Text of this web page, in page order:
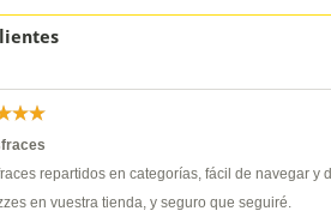
repartidos en categorías, fácil de navegar
en vuestra tienda, y seguro que seguiré.